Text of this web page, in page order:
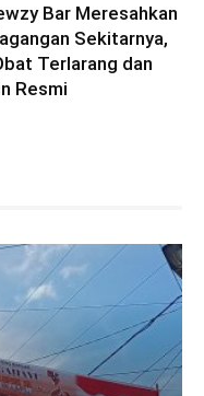
Bar Meresahkan
Sekitarnya,
Terlarang dan
Resmi